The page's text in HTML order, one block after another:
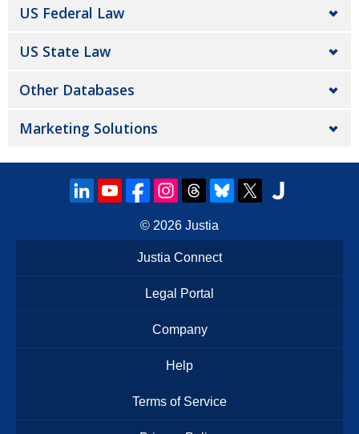
US Federal Law
US State Law
Other Databases
Marketing Solutions
© 2026 Justia
Justia Connect
Legal Portal
Company
Help
Terms of Service